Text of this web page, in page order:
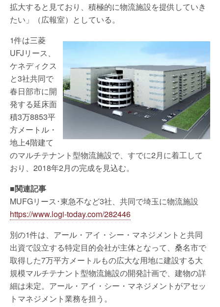
拡大すると見ており、積極的に物流施設を提供していき
たい」（広報室）としている。
1件は三菱
UFJリース、
ケネディクス
と3社共同で
春日部市に開
発する延床面
積3万8853平
方メートル・
地上4階建て
のマルチテナント型物流施設で、すでに2月に着工して
おり、2018年2月の完成を見込む。
■関連記事
MUFGリース･東急不など3社、共同で埼玉に物流施設
https://www.logi-today.com/282446
別の1件は、アール・アイ・シー・マネジメントと共同
出資で設立する特定目的会社が主体となって、桑名市で
取得した7万平方メートルもの広大な用地に建設する大
規模マルチテナント型物流施設の開発計画で、建物の詳
細は未定。アール・アイ・シー・マネジメントがアセッ
トマネジメント業務を担う。